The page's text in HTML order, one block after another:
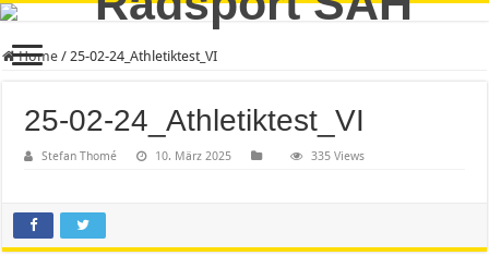
Home / 25-02-24_Athletiktest_VI
25-02-24_Athletiktest_VI
Stefan Thomé 10. März 2025 335 Views